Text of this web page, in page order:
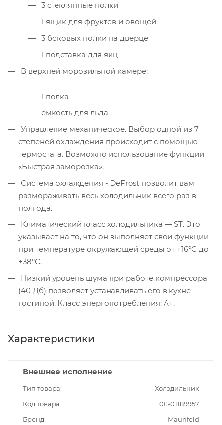
3 стеклянные полки
1 ящик для фруктов и овощей
3 боковых полки на дверце
1 подставка для яиц
В верхней морозильной камере:
1 полка
емкость для льда
Управление механическое. Выбор одной из 7
степеней охлаждения происходит с помощью
термостата. Возможно использование функции
«Быстрая заморозка».
Система охлаждения - DeFrost позволит вам
размораживать весь холодильник всего раз в
полгода.
Климатический класс холодильника — ST. Это
указывает на то, что он выполняет свои функции
при температуре окружающей среды от +16°C до
+38°С.
Низкий уровень шума при работе компрессора
(40 Дб) позволяет устанавливать его в кухне-
гостиной. Класс энергопотребления: A+.
Характеристики
Внешнее исполнение
Тип товара
Холодильник
Код товара
00-01189957
Бренд
Maunfeld